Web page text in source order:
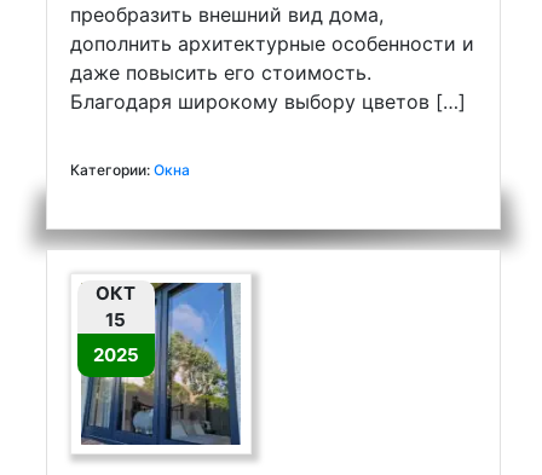
преобразить внешний вид дома,
дополнить архитектурные особенности и
даже повысить его стоимость.
Благодаря широкому выбору цветов […]
Категории: Окна
ОКТ
15
2025